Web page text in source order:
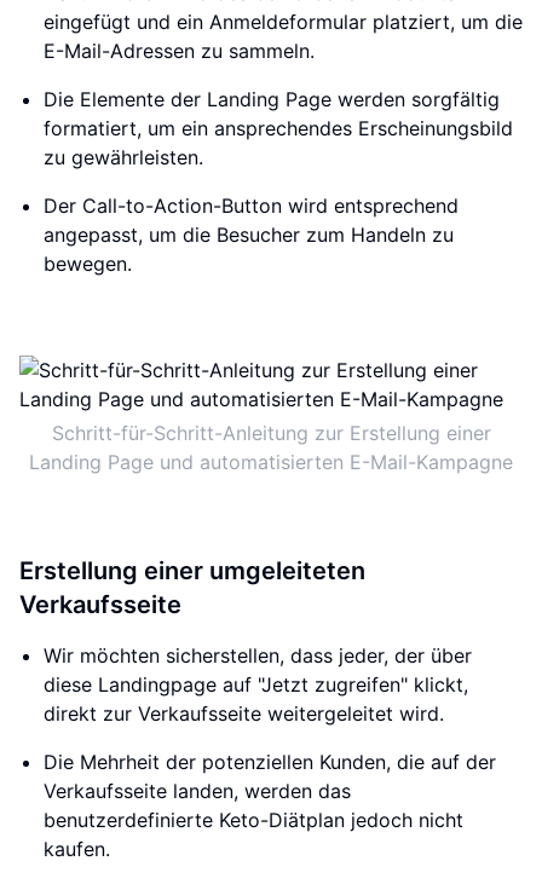
eingefügt und ein Anmeldeformular platziert, um die
E-Mail-Adressen zu sammeln.
Die Elemente der Landing Page werden sorgfältig
formatiert, um ein ansprechendes Erscheinungsbild
zu gewährleisten.
Der Call-to-Action-Button wird entsprechend
angepasst, um die Besucher zum Handeln zu
bewegen.
Schritt-für-Schritt-Anleitung zur Erstellung einer
Landing Page und automatisierten E-Mail-Kampagne
Erstellung einer umgeleiteten
Verkaufsseite
Wir möchten sicherstellen, dass jeder, der über
diese Landingpage auf "Jetzt zugreifen" klickt,
direkt zur Verkaufsseite weitergeleitet wird.
Die Mehrheit der potenziellen Kunden, die auf der
Verkaufsseite landen, werden das
benutzerdefinierte Keto-Diätplan jedoch nicht
kaufen.